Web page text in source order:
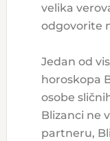
velika
odgovorite
Jedan od
horoskopa
osobe
Blizanci ne
partneru,